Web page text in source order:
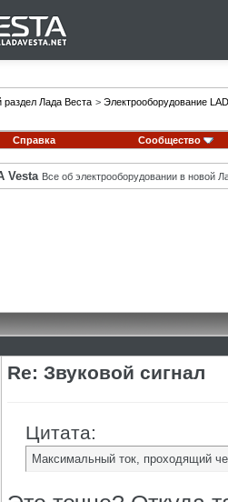
раздел Лада Веста > Электрооборудование
Справка Сообщество
Vesta Все об электрооборудовании в новой
Re: Звуковой сигнал
Цитата:
Максимальный ток, проходящий